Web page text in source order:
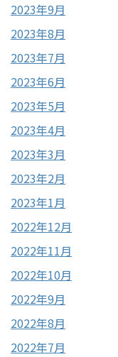
2023年9月
2023年8月
2023年7月
2023年6月
2023年5月
2023年4月
2023年3月
2023年2月
2023年1月
2022年12月
2022年11月
2022年10月
2022年9月
2022年8月
2022年7月